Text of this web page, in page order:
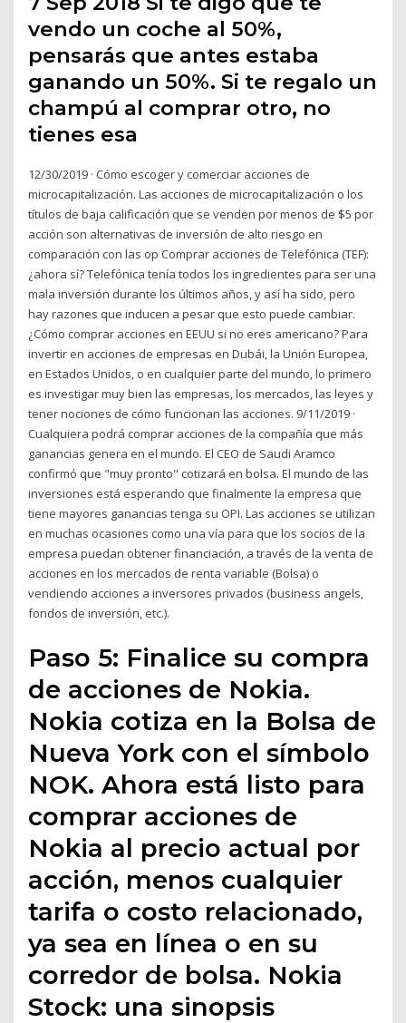
vendo un coche al 50%,
pensarás que antes estaba
ganando un 50%. Si te regalo un
champú al comprar otro, no
tienes esa
12/30/2019 · Cómo escoger y comerciar acciones de
microcapitalización. Las acciones de microcapitalización o los
títulos de baja calificación que se venden por menos de $5 por
acción son alternativas de inversión de alto riesgo en
comparación con las op Comprar acciones de Telefónica (TEF):
¿ahora sí? Telefónica tenía todos los ingredientes para ser una
mala inversión durante los últimos años, y así ha sido, pero
hay razones que inducen a pesar que esto puede cambiar.
¿Cómo comprar acciones en EEUU si no eres americano? Para
invertir en acciones de empresas en Dubái, la Unión Europea,
en Estados Unidos, o en cualquier parte del mundo, lo primero
es investigar muy bien las empresas, los mercados, las leyes y
tener nociones de cómo funcionan las acciones. 9/11/2019 ·
Cualquiera podrá comprar acciones de la compañía que más
ganancias genera en el mundo. El CEO de Saudi Aramco
confirmó que "muy pronto" cotizará en bolsa. El mundo de las
inversiones está esperando que finalmente la empresa que
tiene mayores ganancias tenga su OPI. Las acciones se utilizan
en muchas ocasiones como una vía para que los socios de la
empresa puedan obtener financiación, a través de la venta de
acciones en los mercados de renta variable (Bolsa) o
vendiendo acciones a inversores privados (business angels,
fondos de inversión, etc.).
Paso 5: Finalice su compra
de acciones de Nokia.
Nokia cotiza en la Bolsa de
Nueva York con el símbolo
NOK. Ahora está listo para
comprar acciones de
Nokia al precio actual por
acción, menos cualquier
tarifa o costo relacionado,
ya sea en línea o en su
corredor de bolsa. Nokia
Stock: una sinopsis